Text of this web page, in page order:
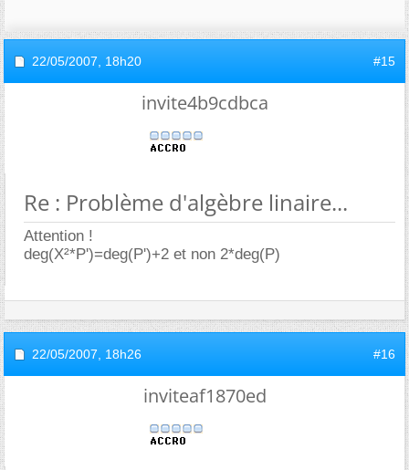
22/05/2007, 18h20 #15
invite4b9cdbca
Re : Problème d'algèbre linaire...
Attention !
deg(X²*P')=deg(P')+2 et non 2*deg(P)
22/05/2007, 18h26 #16
inviteaf1870ed